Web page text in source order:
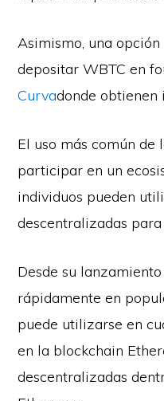
Asimismo, una
depositar WBTC en
Curvadonde obtienen
El uso más común de
participar en un
individuos pueden
descentralizadas
Desde su
rápidamente en
puede utilizarse en
en la blockchain
descentralizadas